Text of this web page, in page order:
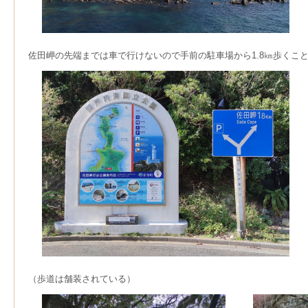
佐田岬の先端までは車で行けないので手前の駐車場から1.8㎞歩くこ
（歩道は舗装されている）